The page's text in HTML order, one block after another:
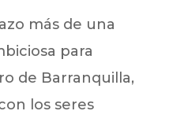
más de una
para
de Barranquilla,
los seres